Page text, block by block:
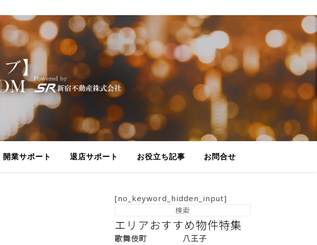
開業サポート 退店サポート お役立ち記事 お問合せ
[no_keyword_hidden_input]
エリアおすすめ物件特集
歌舞伎町
八王子